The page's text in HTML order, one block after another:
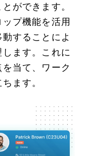
ができます。
プ機能を活用
することによ
ます。これに
当て、ワーク
ます。